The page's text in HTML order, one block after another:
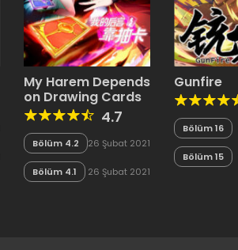
My Harem Depends
on Drawing Cards
4.7
Bölüm 4.2 26 Şubat 2021
Bölüm 4.1 26 Şubat 2021
Gunfire
Bölüm 16
Bölüm 15